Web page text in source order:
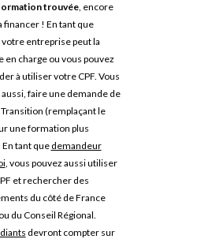
trouvée, encore
financer ! En tant que
votre entreprise peut la
en charge ou vous pouvez
à utiliser votre CPF. Vous
faire une demande de
Transition (remplaçant le
une formation plus
tant que demandeur
, vous pouvez aussi utiliser
et rechercher des
du côté de France
du Conseil Régional.
devront compter sur